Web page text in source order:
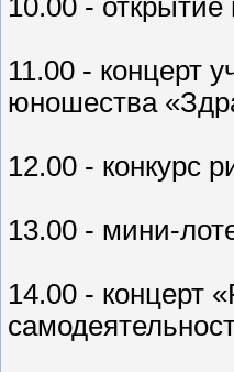
10.00 - открытие
11.00 - концерт
юношества
12.00 - конкурс
13.00 - мини-
14.00 - концерт